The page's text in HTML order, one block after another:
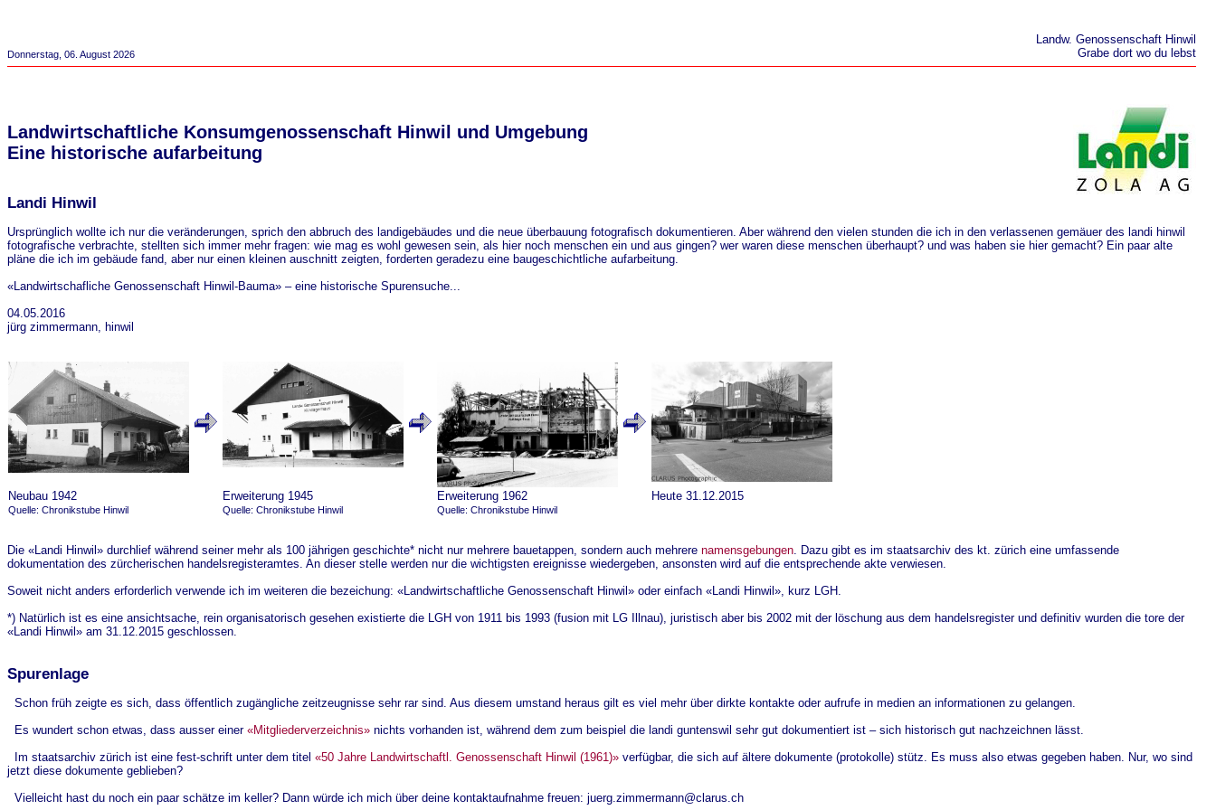
Donnerstag, 06. August 2026
Landw. Genossenschaft Hinwil
Grabe dort wo du lebst
Landwirtschaftliche Konsumgenossenschaft Hinwil und Umgebung
Eine historische aufarbeitung
Landi Hinwil
Ursprünglich wollte ich nur die veränderungen, sprich den abbruch des landigebäudes und die neue überbauung fotografisch dokumentieren. Aber während den vielen stunden die ich in den verlassenen gemäuer des landi hinwil
fotografische verbrachte, stellten sich immer mehr fragen: wie mag es wohl gewesen sein, als hier noch menschen ein und aus gingen? wer waren diese menschen überhaupt? und was haben sie hier gemacht? Ein paar alte
pläne die ich im gebäude fand, aber nur einen kleinen auschnitt zeigten, forderten geradezu eine baugeschichtliche aufarbeitung.
«Landwirtschafliche Genossenschaft Hinwil-Bauma» – eine historische Spurensuche...
04.05.2016
jürg zimmermann, hinwil
Neubau 1942 Erweiterung 1945 Erweiterung 1962 Heute 31.12.2015
Quelle: Chronikstube Hinwil Quelle: Chronikstube Hinwil Quelle: Chronikstube Hinwil
Die «Landi Hinwil» durchlief während seiner mehr als 100 jährigen geschichte* nicht nur mehrere bauetappen, sondern auch mehrere namensgebungen. Dazu gibt es im staatsarchiv des kt. zürich eine umfassende
dokumentation des zürcherischen handelsregisteramtes. An dieser stelle werden nur die wichtigsten ereignisse wiedergeben, ansonsten wird auf die entsprechende akte verwiesen.
Soweit nicht anders erforderlich verwende ich im weiteren die bezeichung: «Landwirtschaftliche Genossenschaft Hinwil» oder einfach «Landi Hinwil», kurz LGH.
*) Natürlich ist es eine ansichtsache, rein organisatorisch gesehen existierte die LGH von 1911 bis 1993 (fusion mit LG Illnau), juristisch aber bis 2002 mit der löschung aus dem handelsregister und definitiv wurden die tore der
«Landi Hinwil» am 31.12.2015 geschlossen.
Spurenlage
Schon früh zeigte es sich, dass öffentlich zugängliche zeitzeugnisse sehr rar sind. Aus diesem umstand heraus gilt es viel mehr über dirkte kontakte oder aufrufe in medien an informationen zu gelangen.
Es wundert schon etwas, dass ausser einer «Mitgliederverzeichnis» nichts vorhanden ist, während dem zum beispiel die landi guntenswil sehr gut dokumentiert ist – sich historisch gut nachzeichnen lässt.
Im staatsarchiv zürich ist eine fest-schrift unter dem titel «50 Jahre Landwirtschaftl. Genossenschaft Hinwil (1961)» verfügbar, die sich auf ältere dokumente (protokolle) stütz. Es muss also etwas gegeben haben. Nur, wo sind
jetzt diese dokumente geblieben?
Vielleicht hast du noch ein paar schätze im keller? Dann würde ich mich über deine kontaktaufnahme freuen: juerg.zimmermann@clarus.ch